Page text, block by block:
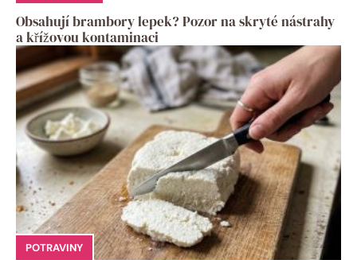
Obsahují brambory lepek? Pozor na skryté nástrahy
a křížovou kontaminaci
POTRAVINY